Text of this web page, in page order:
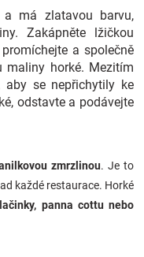
má zlatavou barvu,
Zakápněte lžičkou
a společně
maliny horké. Mezitím
aby se nepřichytily ke
odstavte a podávejte
zmrzlinou. Je to
každé restaurace. Horké
panna cottu nebo